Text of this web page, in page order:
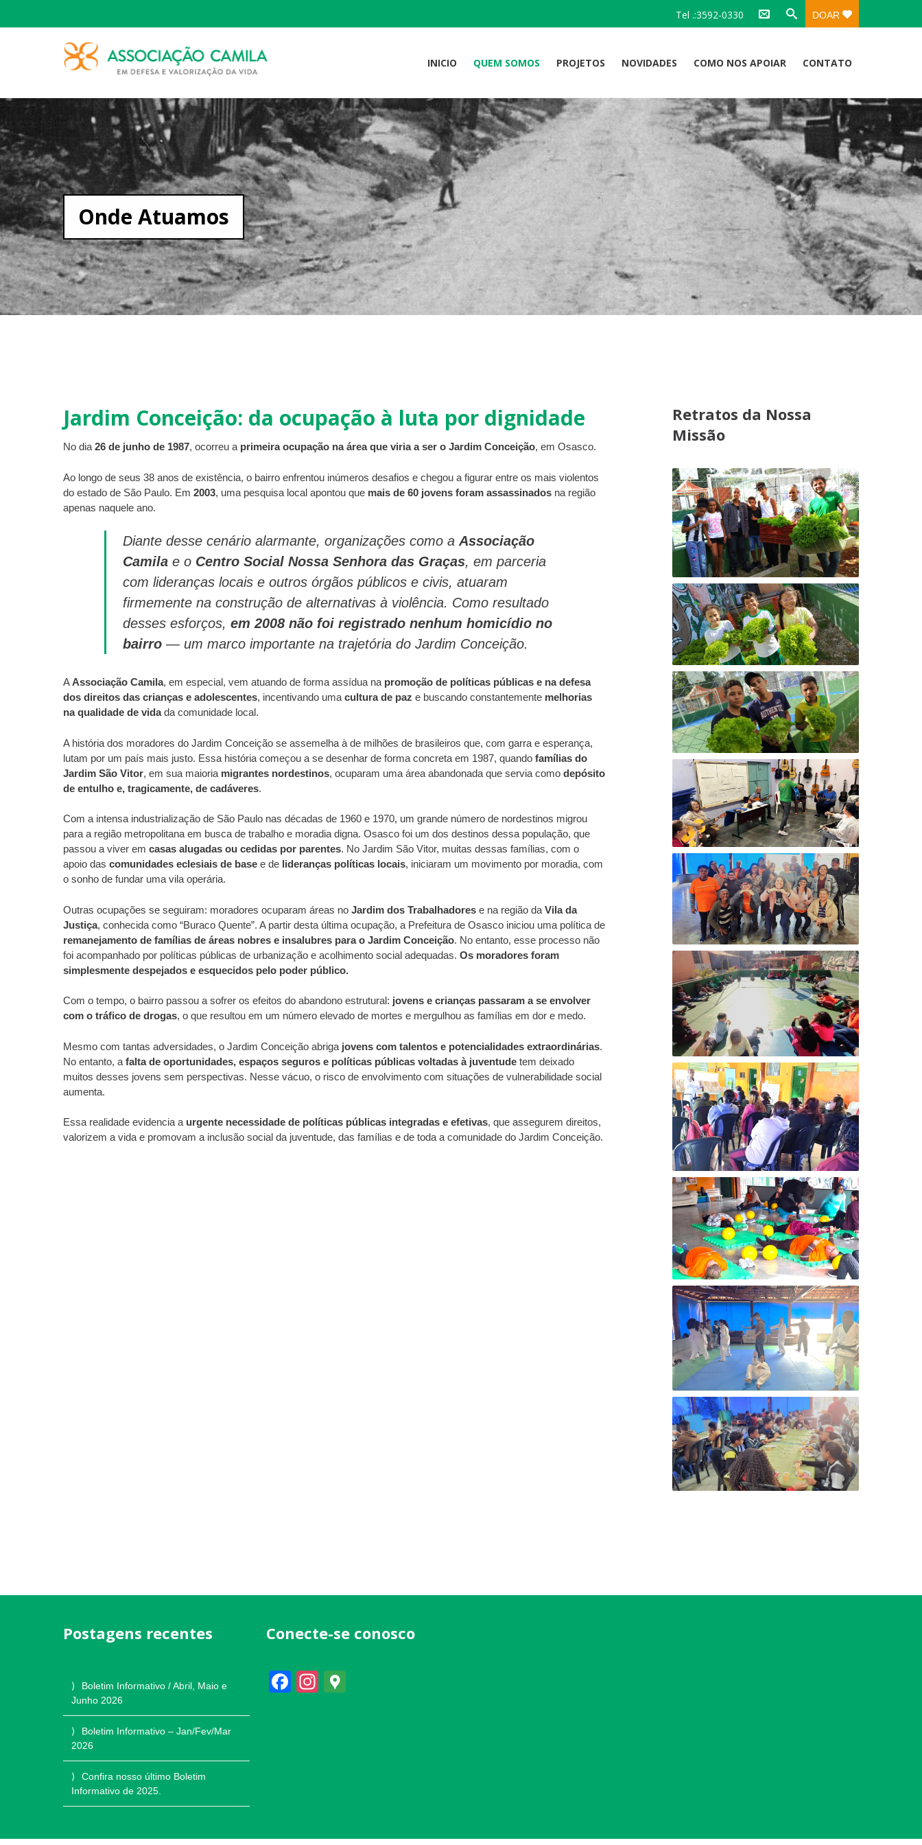
Tel .:3592-0330 DOAR
INICIO QUEM SOMOS PROJETOS NOVIDADES COMO NOS APOIAR CONTATO
Onde Atuamos
Jardim Conceição: da ocupação à luta por dignidade
No dia 26 de junho de 1987, ocorreu a primeira ocupação na área que viria a ser o Jardim Conceição, em Osasco.
Ao longo de seus 38 anos de existência, o bairro enfrentou inúmeros desafios e chegou a figurar entre os mais violentos
do estado de São Paulo. Em 2003, uma pesquisa local apontou que mais de 60 jovens foram assassinadosna região
apenas naquele ano.
Diante desse cenário alarmante, organizações como a Associação
Camilae o Centro Social Nossa Senhora das Graças, em parceria
com lideranças locais e outros órgãos públicos e civis, atuaram
firmemente na construção de alternativas à violência. Como resultado
desses esforços, em 2008 não foi registrado nenhum homicídio no
bairro— um marco importante na trajetória do Jardim Conceição.
A Associação Camila, em especial, vem atuando de forma assídua na promoção de políticas públicas e na defesa
dos direitos das crianças e adolescentes, incentivando uma cultura de paz e buscando constantemente melhorias
na qualidade de vidada comunidade local.
A história dos moradores do Jardim Conceição se assemelha à de milhões de brasileiros que, com garra e esperança,
lutam por um país mais justo. Essa história começou a se desenhar de forma concreta em 1987, quando famílias do
Jardim São Vitor, em sua maioria migrantes nordestinos, ocuparam uma área abandonada que servia como depósito
de entulho e, tragicamente, de cadáveres.
Com a intensa industrialização de São Paulo nas décadas de 1960 e 1970, um grande número de nordestinos migrou
para a região metropolitana em busca de trabalho e moradia digna. Osasco foi um dos destinos dessa população, que
passou a viver em casas alugadas ou cedidas por parentes. No Jardim São Vitor, muitas dessas famílias, com o
apoio das comunidades eclesiais de basee de lideranças políticas locais, iniciaram um movimento por moradia, com
o sonho de fundar uma vila operária.
Outras ocupações se seguiram: moradores ocuparam áreas no Jardim dos Trabalhadorese na região da Vila da
Justiça, conhecida como “Buraco Quente”. A partir desta última ocupação, a Prefeitura de Osasco iniciou uma política de
remanejamento de famílias de áreas nobres e insalubres para o Jardim Conceição. No entanto, esse processo não
foi acompanhado por políticas públicas de urbanização e acolhimento social adequadas. Os moradores foram
simplesmente despejados e esquecidos pelo poder público.
Com o tempo, o bairro passou a sofrer os efeitos do abandono estrutural: jovens e crianças passaram a se envolver
com o tráfico de drogas, o que resultou em um número elevado de mortes e mergulhou as famílias em dor e medo.
Mesmo com tantas adversidades, o Jardim Conceição abriga jovens com talentos e potencialidades extraordinárias.
No entanto, a falta de oportunidades, espaços seguros e políticas públicas voltadas à juventudetem deixado
muitos desses jovens sem perspectivas. Nesse vácuo, o risco de envolvimento com situações de vulnerabilidade social
aumenta.
Essa realidade evidencia a urgente necessidade de políticas públicas integradas e efetivas, que assegurem direitos,
valorizem a vida e promovam a inclusão social da juventude, das famílias e de toda a comunidade do Jardim Conceição.
Retratos da Nossa
Missão
Postagens recentes
Boletim Informativo / Abril, Maio e
Junho 2026
Boletim Informativo – Jan/Fev/Mar
2026
Confira nosso último Boletim
Informativo de 2025.
Conecte-se conosco
Facebook
Instagram